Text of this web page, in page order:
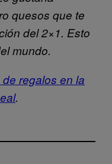
quesos que te
del 2×1. Esto
mundo.
regalos en la
.